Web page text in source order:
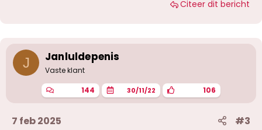
n
g
Citeer dit bericht
J Janluldepenis
Vaste klant
144 30/11/22 106
7 feb 2025 #3